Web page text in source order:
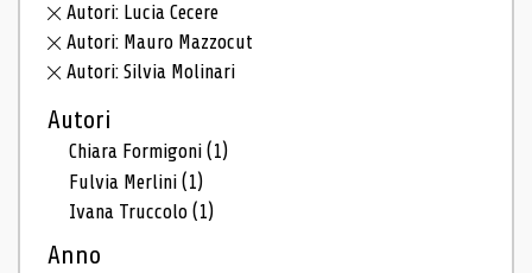
Autori: Lucia Cecere
Autori: Mauro Mazzocut
Autori: Silvia Molinari
Autori
Chiara Formigoni(1)
Fulvia Merlini(1)
Ivana Truccolo(1)
Anno